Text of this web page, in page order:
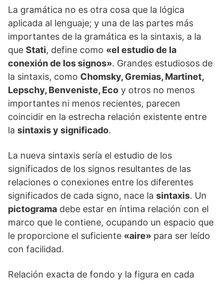
La gramática no es otra cosa que la lógica
aplicada al lenguaje; y una de las partes más
importantes de la gramática es la sintaxis, a la
que Stati, define como «el estudio de la
conexión de los signos». Grandes estudiosos de
la sintaxis, como Chomsky, Gremias, Martinet,
Lepschy, Benveniste, Eco y otros no menos
importantes ni menos recientes, parecen
coincidir en la estrecha relación existente entre
la sintaxis y significado.
La nueva sintaxis sería el estudio de los
significados de los signos resultantes de las
relaciones o conexiones entre los diferentes
significados de cada signo, nace la sintaxis. Un
pictograma debe estar en íntima relación con el
marco que le contiene, ocupando un espacio que
le proporcione el suficiente «aire» para ser leído
con facilidad.
Relación exacta de fondo y la figura en cada